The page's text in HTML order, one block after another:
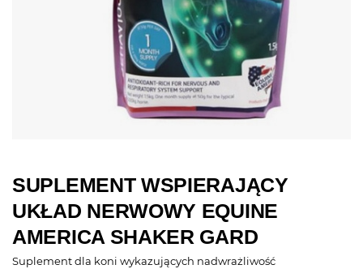
SUPLEMENT WSPIERAJĄCY
UKŁAD NERWOWY EQUINE
AMERICA SHAKER GARD
Suplement dla koni wykazujących nadwrażliwość